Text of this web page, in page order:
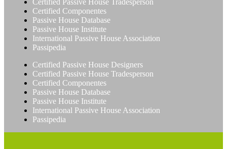
Certified Passive House Tradesperson
Certified Componentes
Passive House Database
Passive House Institute
International Passive House Association
Passipedia
Certified Passive House Designers
Certified Passive House Tradesperson
Certified Componentes
Passive House Database
Passive House Institute
International Passive House Association
Passipedia